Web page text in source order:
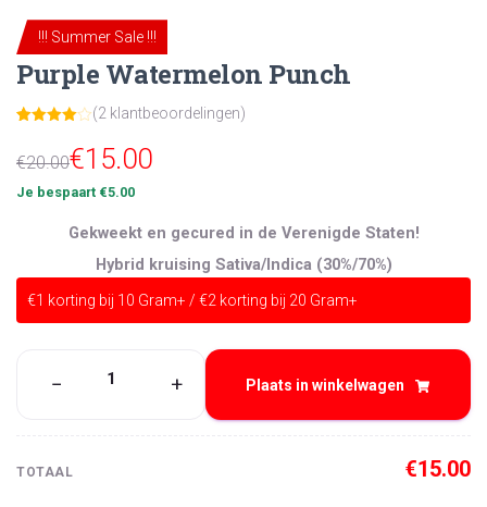
!!! Summer Sale !!!
Purple Watermelon Punch
op 5
d op
(2 klantbeoordelingen)
€20.00
Oorspronkelijke
prijs
was:
€20.00.
€15.00
Huidige
prijs
€15.00.
Je bespaart €5.00
Gekweekt en gecured in de Verenigde Staten!
Hybrid kruising Sativa/Indica (30%/70%)
€1 korting bij 10 Gram+ / €2 korting bij 20 Gram+
Watermelon
− + Plaats in winkelwagen
TOTAAL €15.00